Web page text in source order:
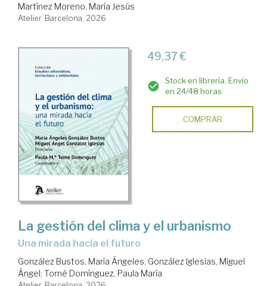
Martínez Moreno, María Jesús
Atelier. Barcelona, 2026
49,37 €
Stock en librería. Envío
en 24/48 horas
COMPRAR
La gestión del clima y el urbanismo
una mirada hacia el futuro
González Bustos, María Ángeles; González Iglesias, Miguel
Ángel; Tomé Domínguez, Paula María